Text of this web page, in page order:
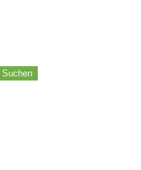
Suchen